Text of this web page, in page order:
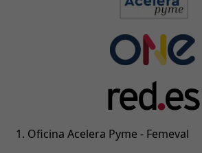
Oficina Acelera Pyme - Femeval